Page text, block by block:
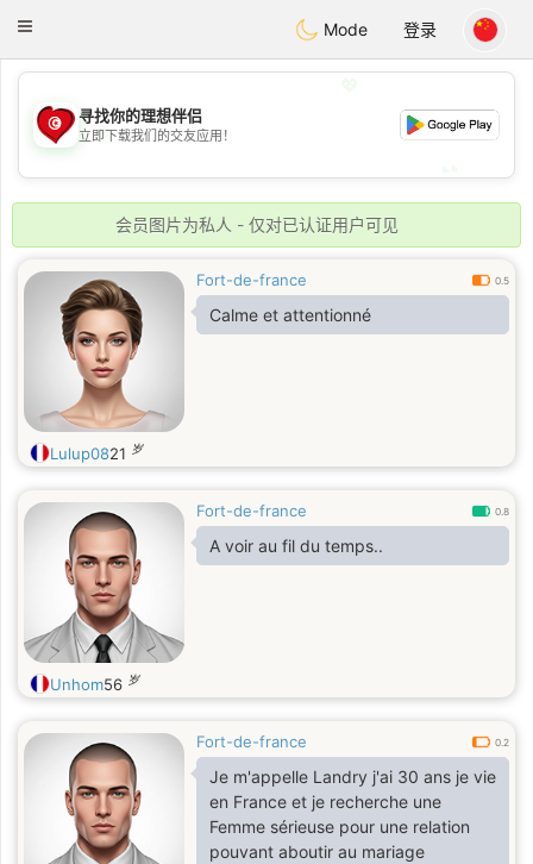
Tunisia Dating
Toggle
Mode 登录
💖
💕
寻找你的理想伴侣
立即下载我们的交友应用！
会员图片为私人 - 仅对已认证用户可见
Fort-de-france 0.5
Calme et attentionné
Lulup0821 岁
Fort-de-france 0.8
A voir au fil du temps..
Unhom56 岁
Fort-de-france 0.2
Je m'appelle Landry j'ai 30 ans je vie
en France et je recherche une
Femme sérieuse pour une relation
pouvant aboutir au mariage